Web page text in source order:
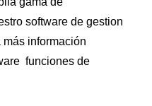
software de gestion
más información
funciones de